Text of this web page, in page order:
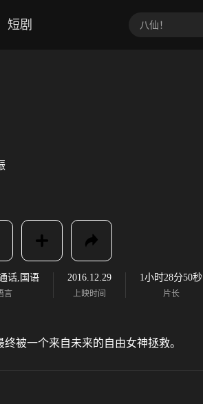
短剧
话,国语
言
2016.12.29
上映时间
1小时28分50秒
片长
被一个来自未来的自由女神拯救。